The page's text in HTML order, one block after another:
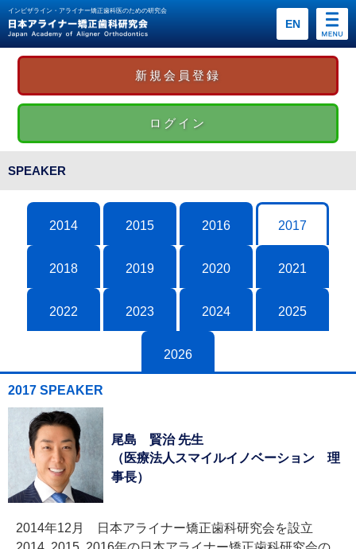
インビザライン・アライナー矯正歯科医のための研究会
EN
新規会員登録
ログイン
SPEAKER
2014 2015 2016 2017
2018 2019 2020 2021
2022 2023 2024 2025
2026
2017 SPEAKER
尾島 賢治 先生
（医療法人スマイルイノベーション 理
事長）
2014年12月 日本アライナー矯正歯科研究会を設立